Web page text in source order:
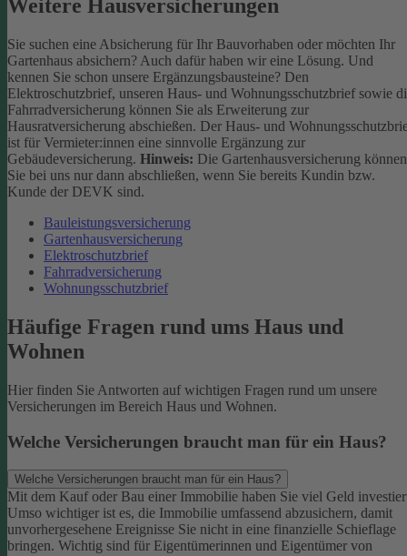
Weitere Hausversicherungen
Sie suchen eine Absicherung für Ihr Bauvorhaben oder möchten Ihr
Gartenhaus absichern? Auch dafür haben wir eine Lösung. Und
kennen Sie schon unsere Ergänzungsbausteine? Den
Elektroschutzbrief, unseren Haus- und Wohnungsschutzbrief sowie
Fahrradversicherung können Sie als Erweiterung zur
Hausratversicherung abschießen. Der Haus- und
ist für Vermieter:innen eine sinnvolle Ergänzung zur
Gebäudeversicherung. Hinweis: Die Gartenhausversicherung können
Sie bei uns nur dann abschließen, wenn Sie bereits Kundin bzw.
Kunde der DEVK sind.
Bauleistungsversicherung
Gartenhausversicherung
Elektroschutzbrief
Fahrradversicherung
Wohnungsschutzbrief
Häufige Fragen rund ums Haus und
Wohnen
Hier finden Sie Antworten auf wichtigen Fragen rund um unsere
Versicherungen im Bereich Haus und Wohnen.
Welche Versicherungen braucht man für ein Haus?
Welche Versicherungen braucht man für ein Haus?
Mit dem Kauf oder Bau einer Immobilie haben Sie viel Geld
Umso wichtiger ist es, die Immobilie umfassend abzusichern, damit
unvorhergesehene Ereignisse Sie nicht in eine finanzielle Schieflage
bringen. Wichtig sind für Eigentümerinnen und Eigentümer von